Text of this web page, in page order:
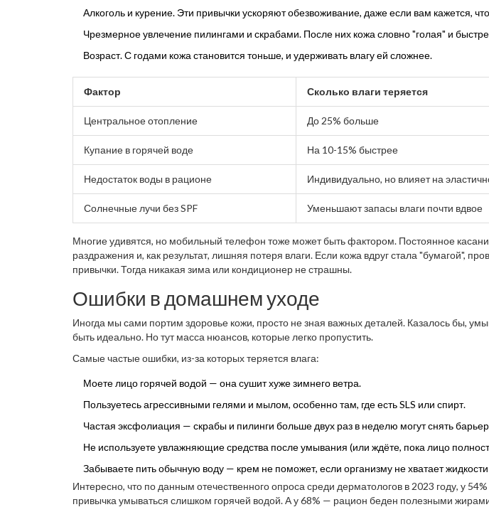
Алкоголь и курение. Эти привычки ускоряют обезвоживание, даже если вам кажется,
Чрезмерное увлечение пилингами и скрабами. После них кожа словно "голая" и
Возраст. С годами кожа становится тоньше, и удерживать влагу ей сложнее.
Фактор Сколько влаги теряется
Центральное отопление До 25% больше
Купание в горячей воде На 10-15% быстрее
Недостаток воды в рационе Индивидуально, но влияет на
Солнечные лучи без SPF Уменьшают запасы влаги почти вдвое
Многие удивятся, но мобильный телефон тоже может быть фактором. Постоянное
раздражения и, как результат, лишняя потеря влаги. Если кожа вдруг стала "бумагой",
привычки. Тогда никакая зима или кондиционер не страшны.
Ошибки в домашнем уходе
Иногда мы сами портим здоровье кожи, просто не зная важных деталей. Казалось бы,
быть идеально. Но тут масса нюансов, которые легко пропустить.
Самые частые ошибки, из-за которых теряется влага:
Моете лицо горячей водой — она сушит хуже зимнего ветра.
Пользуетесь агрессивными гелями и мылом, особенно там, где есть SLS или спирт.
Частая эксфолиация — скрабы и пилинги больше двух раз в неделю могут снять
Не используете увлажняющие средства после умывания (или ждёте, пока лицо
Забываете пить обычную воду — крем не поможет, если организму не хватает жидкости
Интересно, что по данным отечественного опроса среди дерматологов в 2023 году, у
привычка умываться слишком горячей водой. А у 68% — рацион беден полезными